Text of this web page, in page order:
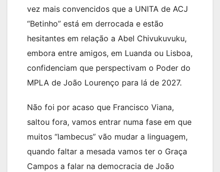
vez mais convencidos que a UNITA de ACJ
“Betinho” está em derrocada e estão
hesitantes em relação a Abel Chivukuvuku,
embora entre amigos, em Luanda ou Lisboa,
confidenciam que perspectivam o Poder do
MPLA de João Lourenço para lá de 2027.
Não foi por acaso que Francisco Viana,
saltou fora, vamos entrar numa fase em que
muitos “lambecus” vão mudar a linguagem,
quando faltar a mesada vamos ter o Graça
Campos a falar na democracia de João